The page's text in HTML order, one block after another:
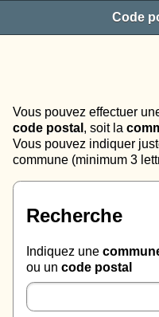
Code
Vous pouvez effectuer
code postal , soit la
Vous pouvez indiquer
commune (minimum 3
Recherche
Indiquez une
ou un code postal